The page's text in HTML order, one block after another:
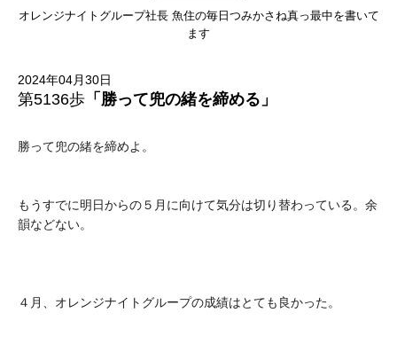
オレンジナイトグループ社長 魚住の毎日つみかさね真っ最中を書いて
ます
2024年04月30日
第5136歩 「勝って兜の緒を締める」
勝って兜の緒を締めよ。
もうすでに明日からの５月に向けて気分は切り替わっている。余
韻などない。
４月、オレンジナイトグループの成績はとても良かった。